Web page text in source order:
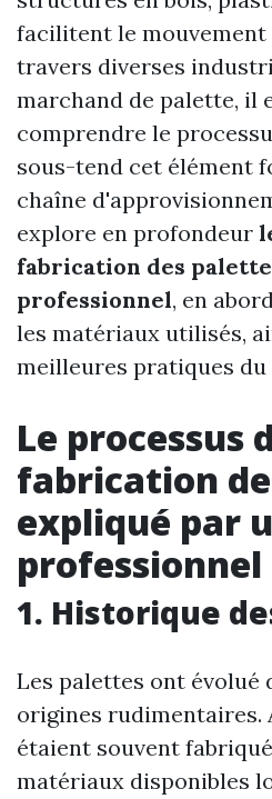
facilitent le mouvement
travers diverses
marchand de palette, il
comprendre le
sous-tend cet élément
chaîne
explore en profondeur
fabrication des
professionnel, en
les matériaux utilisés,
meilleures pratiques du
Le processus
fabrication
expliqué par
professionnel
1. Historique
Les palettes ont évolué
origines rudimentaires.
étaient souvent
matériaux disponibles